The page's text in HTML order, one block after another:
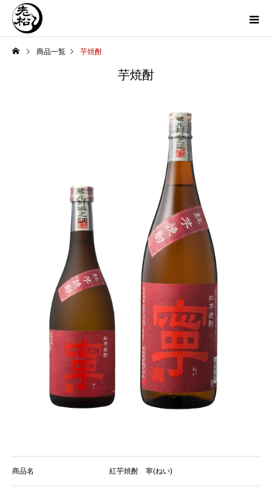
商品一覧 芋焼酎
芋焼酎
商品名 紅芋焼酎 寧(ねい)